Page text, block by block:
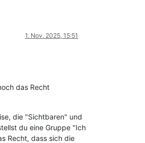
1. Nov. 2025, 15:51
das Recht
die "Sichtbaren" und
du eine Gruppe "Ich
Recht, dass sich die